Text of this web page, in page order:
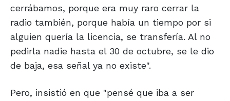
cerrábamos, porque era muy raro cerrar la
radio también, porque había un tiempo por si
alguien quería la licencia, se transfería. Al no
pedirla nadie hasta el 30 de octubre, se le dio
de baja, esa señal ya no existe".
Pero, insistió en que "pensé que iba a ser